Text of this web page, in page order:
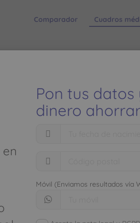
Comparador Cuadros
PAULA - Teléfono:
limitados
Pon tus
dinero
Móvil (Enviamos resultados vía